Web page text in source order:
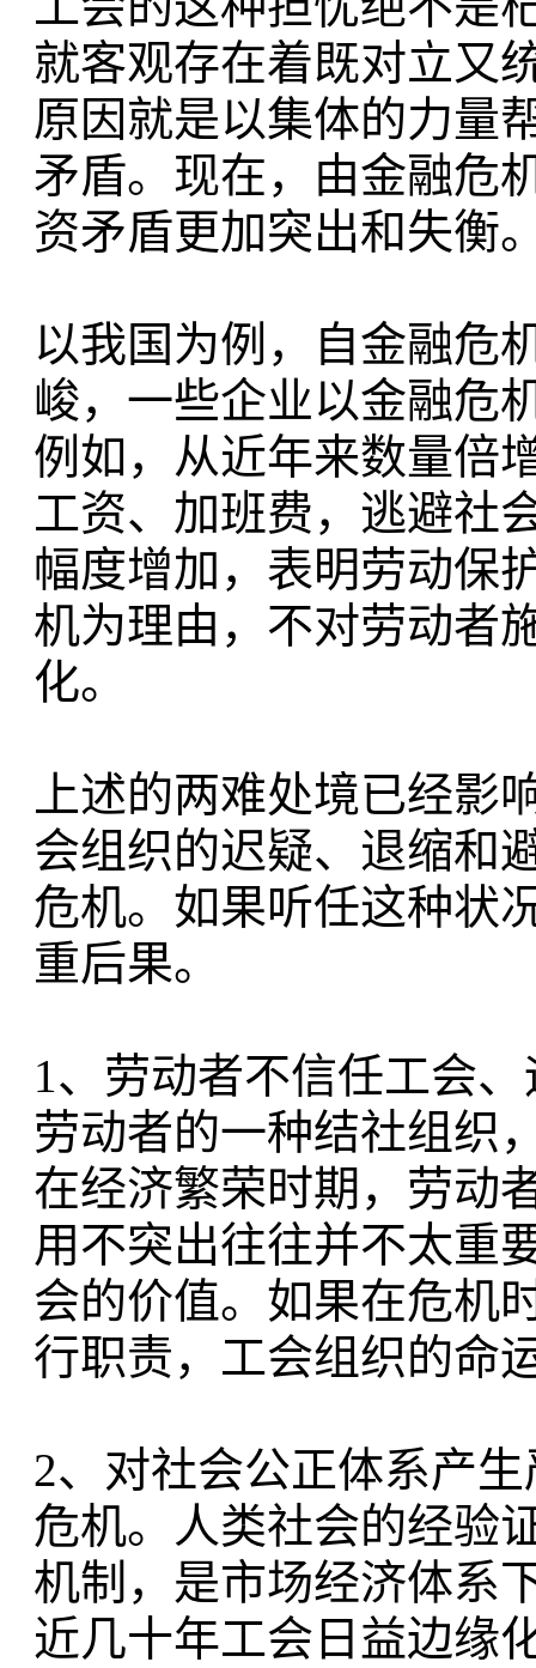
就客观存在着既对立又
原因就是以集体的力量
矛盾。现在，由金融危
资矛盾更加突出和失衡
以我国为例，自金融危
峻，一些企业以金融危
例如，从近年来数量倍
工资、加班费，逃避社
幅度增加，表明劳动保
机为理由，不对劳动者
化。
上述的两难处境已经影
会组织的迟疑、退缩和
危机。如果听任这种状
重后果。
1、劳动者不信任工会
劳动者的一种结社组织
在经济繁荣时期，劳动
用不突出往往并不太重
会的价值。如果在危机
行职责，工会组织的命
2、对社会公正体系产
危机。人类社会的经验
机制，是市场经济体系
近几十年工会日益边缘